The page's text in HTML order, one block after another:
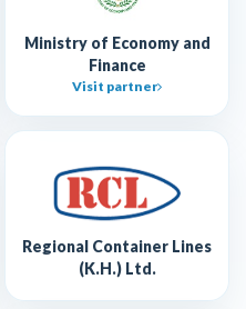
Ministry of Economy and
Finance
Visit partner
Regional Container Lines
(K.H.) Ltd.